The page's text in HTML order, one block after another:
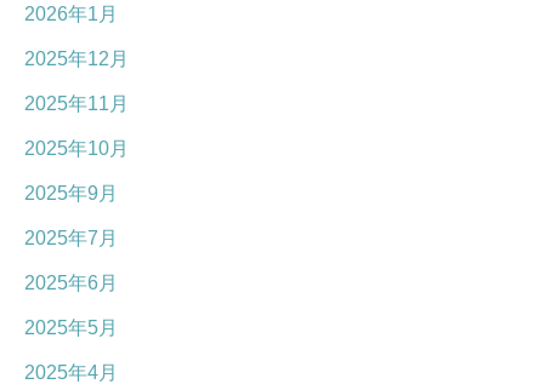
2026年1月
2025年12月
2025年11月
2025年10月
2025年9月
2025年7月
2025年6月
2025年5月
2025年4月